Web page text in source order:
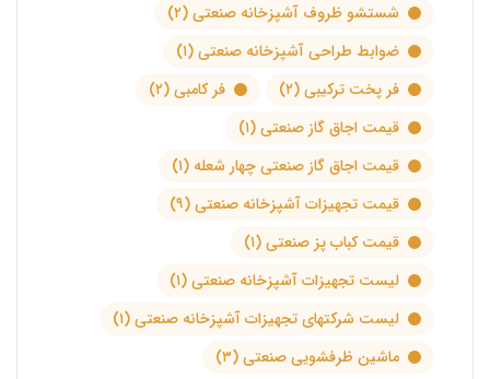
شستشو ظروف آشپزخانه صنعتی(۲)
ضوابط طراحی آشپزخانه صنعتی(۱)
فر پخت ترکیبی(۲) فر کامبی(۲)
قیمت اجاق گاز صنعتی(۱)
قیمت اجاق گاز صنعتی چهار شعله (۱)
قیمت تجهیزات آشپزخانه صنعتی(۹)
قیمت کباب پز صنعتی(۱)
لیست تجهیزات آشپزخانه صنعتی(۱)
لیست شرکتهای تجهیزات آشپزخانه صنعتی(۱)
ماشین ظرفشویی صنعتی(۳)